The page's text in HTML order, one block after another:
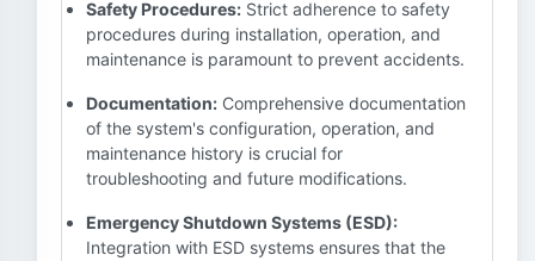
Safety Procedures: Strict adherence to safety
procedures during installation, operation, and
maintenance is paramount to prevent accidents.
Documentation: Comprehensive documentation
of the system's configuration, operation, and
maintenance history is crucial for
troubleshooting and future modifications.
Emergency Shutdown Systems (ESD):
Integration with ESD systems ensures that the